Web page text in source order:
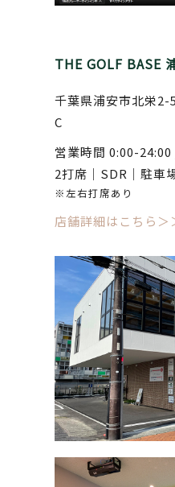
THE GOLF BASE
千葉県浦安市北栄
C
営業時間 0:00-
2打席｜SDR｜駐車
※左右打席あり
店舗詳細はこちら＞